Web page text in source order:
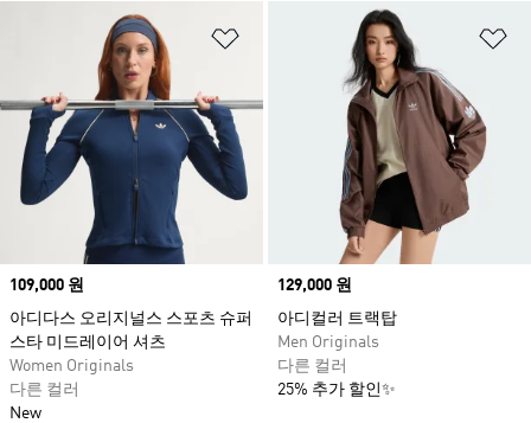
위시리스트 담기
Price
109,000 원
아디다스 오리지널스 스포츠 슈퍼
스타 미드레이어 셔츠
Women Originals
다른 컬러
New
Price
129,000 원
아디컬러 트랙탑
Men Originals
다른 컬러
25% 추가 할인✨